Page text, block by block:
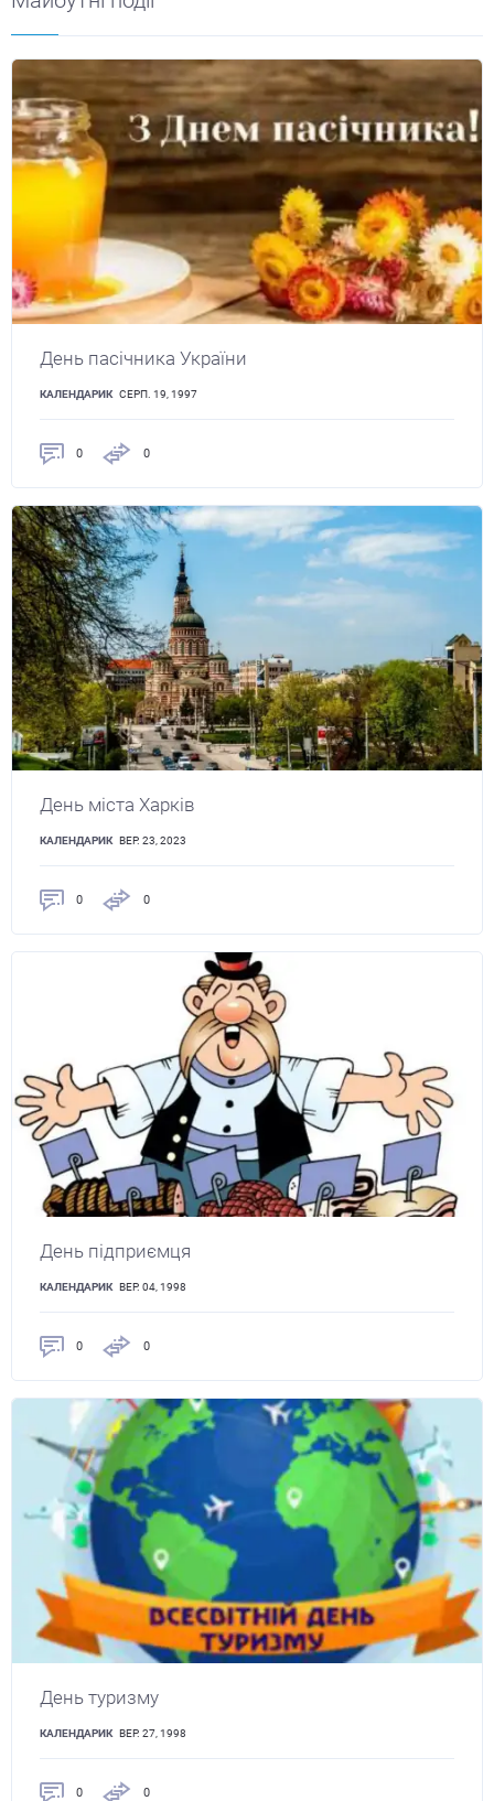
День пасічника України
КАЛЕНДАРИК СЕРП. 19, 1997
0 0
День міста Харків
КАЛЕНДАРИК ВЕР. 23, 2023
0 0
День підприємця
КАЛЕНДАРИК ВЕР. 04, 1998
0 0
День туризму
КАЛЕНДАРИК ВЕР. 27, 1998
0 0